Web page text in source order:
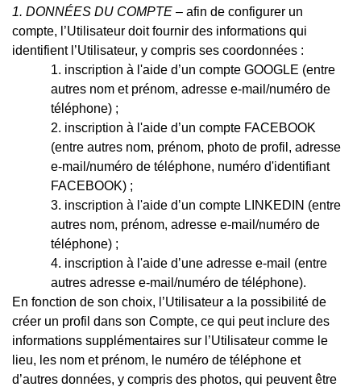
1. DONNÉES DU COMPTE – afin de configurer un
compte, l’Utilisateur doit fournir des informations qui
identifient l’Utilisateur, y compris ses coordonnées :
inscription à l'aide d’un compte GOOGLE (entre
autres nom et prénom, adresse e-mail/numéro de
téléphone) ;
inscription à l'aide d’un compte FACEBOOK
(entre autres nom, prénom, photo de profil, adresse
e-mail/numéro de téléphone, numéro d'identifiant
FACEBOOK) ;
inscription à l'aide d’un compte LINKEDIN (entre
autres nom, prénom, adresse e-mail/numéro de
téléphone) ;
inscription à l'aide d’une adresse e-mail (entre
autres adresse e-mail/numéro de téléphone).
En fonction de son choix, l’Utilisateur a la possibilité de
créer un profil dans son Compte, ce qui peut inclure des
informations supplémentaires sur l’Utilisateur comme le
lieu, les nom et prénom, le numéro de téléphone et
d’autres données, y compris des photos, qui peuvent être